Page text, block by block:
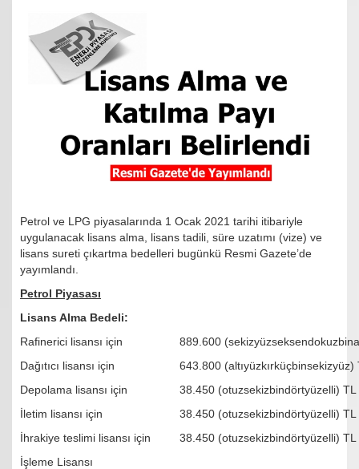
Petrol ve LPG piyasalarında 1 Ocak 2021 tarihi itibariyle
uygulanacak lisans alma, lisans tadili, süre uzatımı (vize) ve
lisans sureti çıkartma bedelleri bugünkü Resmi Gazete’de
yayımlandı.
Petrol Piyasası
Lisans Alma Bedeli:
Rafinerici lisansı için
889.600
Dağıtıcı lisansı için
643.800 (altıyüzkırküçbinsekizyüz)
Depolama lisansı için
38.450 (otuzsekizbindörtyüzelli) TL
İletim lisansı için
38.450 (otuzsekizbindörtyüzelli) TL
İhrakiye teslimi lisansı için
38.450 (otuzsekizbindörtyüzelli) TL
İşleme Lisansı